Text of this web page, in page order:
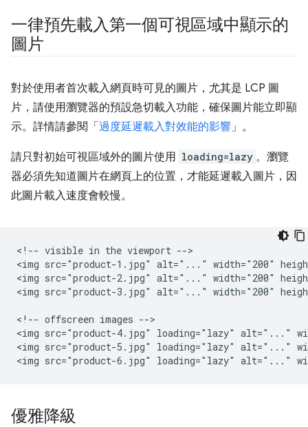
一律預先載入第一個可視區域中顯示的
圖片
對於使用者首次載入網頁時可見的圖片，尤其是 LCP 圖
片，請使用瀏覽器的預設急切載入功能，確保圖片能立即顯
示。詳情請參閱「過度延遲載入對效能的影響 」。
請只對初始可視區域外的圖片使用 loading=lazy 。瀏覽
器必須先知道圖片在網頁上的位置，才能延遲載入圖片，因
此圖片載入速度會較慢。
<!-- visible in the viewport -->
<img src="product-1.jpg" alt="..." width="200"
<img src="product-2.jpg" alt="..." width="200"
<img src="product-3.jpg" alt="..." width="200"
<!-- offscreen images -->
<img src="product-4.jpg" loading="lazy" alt="..."
<img src="product-5.jpg" loading="lazy" alt="..."
優雅降級